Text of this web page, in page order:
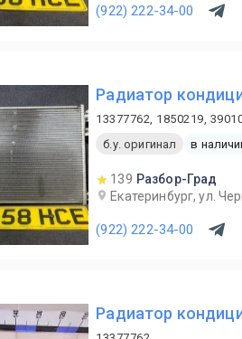
(922) 222-34-00
Радиатор
13377762, 1850219,
б.у. оригинал
в
139 Разбор-Град
Екатеринбург, ул.
(922) 222-34-00
Радиатор